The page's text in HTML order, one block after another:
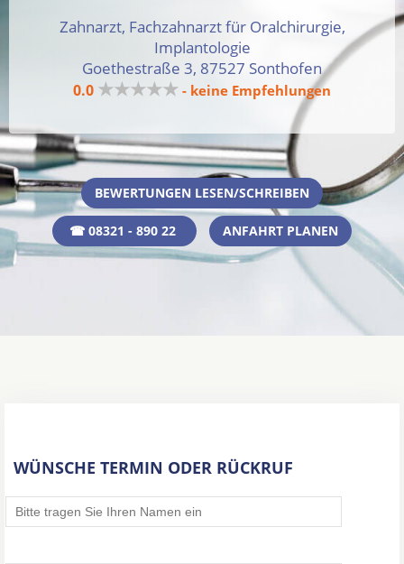
Zahnarzt, Fachzahnarzt für Oralchirurgie,
Implantologie
Goethestraße 3, 87527 Sonthofen
0.0 ★★★★★ - keine Empfehlungen
BEWERTUNGEN LESEN/SCHREIBEN
☎ 08321 - 890 22 ANFAHRT PLANEN
WÜNSCHE TERMIN ODER RÜCKRUF